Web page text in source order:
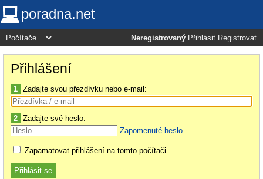
poradna.net
Neregistrovaný Přihlásit Registrovat
Přihlášení
1 Zadajte svou přezdívku nebo e-mail:
2 Zadajte své heslo:
Zapomenuté heslo
Zapamatovat přihlášení na tomto počítači